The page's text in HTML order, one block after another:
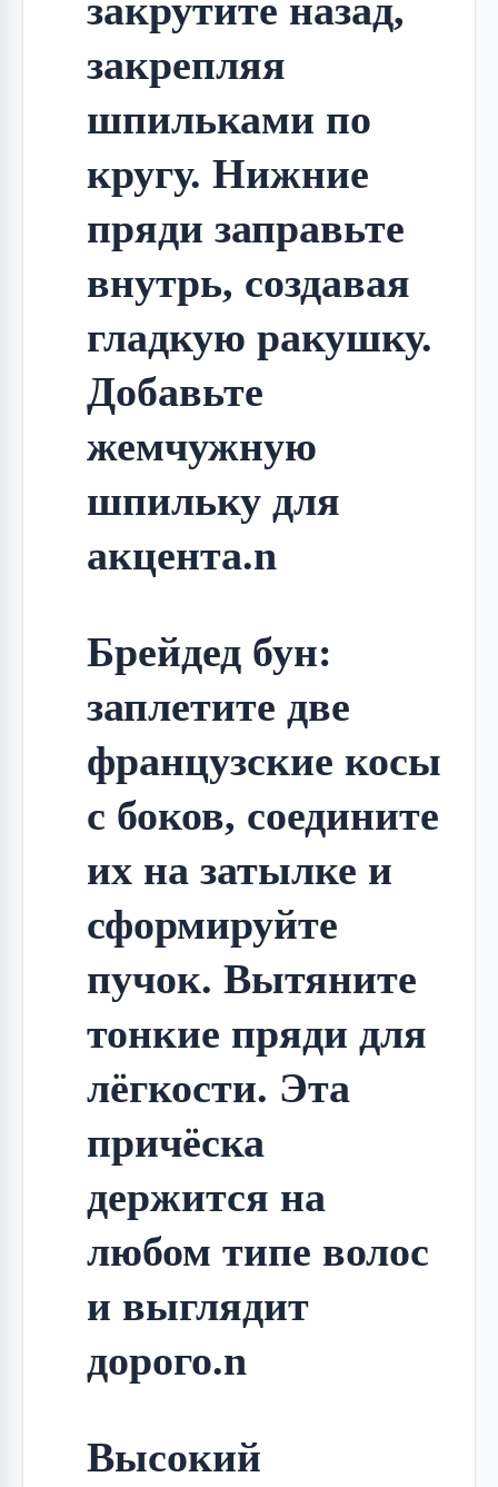
закрутите назад,
закрепляя
шпильками по
кругу. Нижние
пряди заправьте
внутрь, создавая
гладкую ракушку.
Добавьте
жемчужную
шпильку для
акцента.n
Брейдед бун:
заплетите две
французские косы
с боков, соедините
их на затылке и
сформируйте
пучок. Вытяните
тонкие пряди для
лёгкости. Эта
причёска
держится на
любом типе волос
и выглядит
дорого.n
Высокий